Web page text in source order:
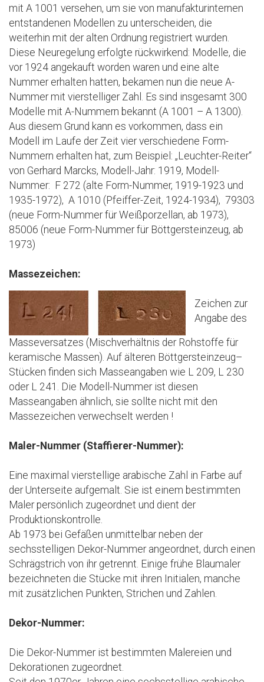
mit A 1001 versehen, um sie von manufakturinternen
entstandenen Modellen zu unterscheiden, die
weiterhin mit der alten Ordnung registriert wurden.
Diese Neuregelung erfolgte rückwirkend: Modelle, die
vor 1924 angekauft worden waren und eine alte
Nummer erhalten hatten, bekamen nun die neue A-
Nummer mit vierstelliger Zahl. Es sind insgesamt 300
Modelle mit A-Nummern bekannt (A 1001 – A 1300).
Aus diesem Grund kann es vorkommen, dass ein
Modell im Laufe der Zeit vier verschiedene Form-
Nummern erhalten hat, zum Beispiel: „Leuchter-Reiter“
von Gerhard Marcks, Modell-Jahr: 1919, Modell-
Nummer: F 272 (alte Form-Nummer, 1919-1923 und
1935-1972), A 1010 (Pfeiffer-Zeit, 1924-1934), 79303
(neue Form-Nummer für Weißporzellan, ab 1973),
85006 (neue Form-Nummer für Böttgersteinzeug, ab
1973)
Massezeichen:
Zeichen zur
Angabe des
Masseversatzes (Mischverhältnis der Rohstoffe für
keramische Massen). Auf älteren Böttgersteinzeug–
Stücken finden sich Masseangaben wie L 209, L 230
oder L 241. Die Modell-Nummer ist diesen
Masseangaben ähnlich, sie sollte nicht mit den
Massezeichen verwechselt werden !
Maler-Nummer (Staffierer-Nummer):
Eine maximal vierstellige arabische Zahl in Farbe auf
der Unterseite aufgemalt. Sie ist einem bestimmten
Maler persönlich zugeordnet und dient der
Produktionskontrolle.
Ab 1973 bei Gefäßen unmittelbar neben der
sechsstelligen Dekor-Nummer angeordnet, durch einen
Schrägstrich von ihr getrennt. Einige frühe Blaumaler
bezeichneten die Stücke mit ihren Initialen, manche
mit zusätzlichen Punkten, Strichen und Zahlen.
Dekor-Nummer:
Die Dekor-Nummer ist bestimmten Malereien und
Dekorationen zugeordnet.